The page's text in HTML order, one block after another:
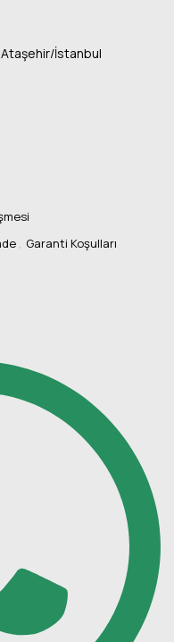
Ataşehir/İstanbul
Garanti Koşulları